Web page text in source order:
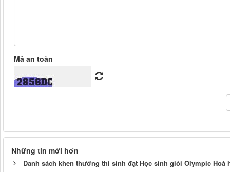
Mã an toàn
Những tin mới hơn
Danh sách khen thưởng thí sinh đạt Học sinh giỏi Olympic